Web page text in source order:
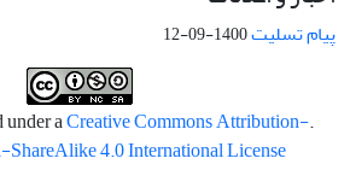
پیام تسلیت1400-09-12
.This work is licensed under a
Creative Commons Attribution-
4.0 International License